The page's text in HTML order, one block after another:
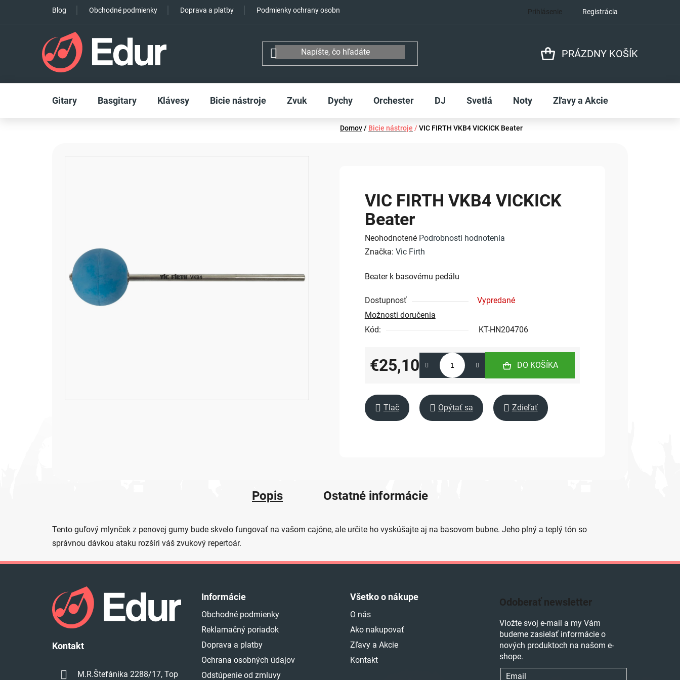
obsah
Blog Obchodné podmienky Doprava a platby Podmienky ochrany osobných údajov Prihlásenie Registrácia
PRÁZDNY KOŠÍK
Gitary Basgitary Klávesy Bicie nástroje Zvuk Dychy Orchester DJ Svetlá Noty Zľavy a Akcie
Domov/ Bicie nástroje / VIC FIRTH VKB4 VICKICK Beater
VIC FIRTH VKB4 VICKICK
Beater
Priemerné
hodnotenie
je
z
5
hviezdičiek.
Neohodnotené Podrobnosti hodnotenia
Značka: Vic Firth
Beater k basovému pedálu
Dostupnosť
Vypredané
Možnosti doručenia
Kód:
KT-HN204706
€25,10
Jednotková cena:
DO KOŠÍKA
Tlač Opýtať sa Zdieľať
Popis Ostatné informácie
Tento guľový mlynček z penovej gumy bude skvelo fungovať na vašom cajóne, ale určite ho vyskúšajte aj na basovom bubne. Jeho plný a teplý tón so
správnou dávkou ataku rozšíri váš zvukový repertoár.
Kontakt
M.R.Štefánika 2288/17, Top
Informácie
Obchodné podmienky
Reklamačný poriadok
Doprava a platby
Ochrana osobných údajov
Odstúpenie od zmluvy
Všetko o nákupe
O nás
Ako nakupovať
Zľavy a Akcie
Kontakt
Odoberať newsletter
Vložte svoj e-mail a my Vám
budeme zasielať informácie o
nových produktoch na našom e-
shope.
Email